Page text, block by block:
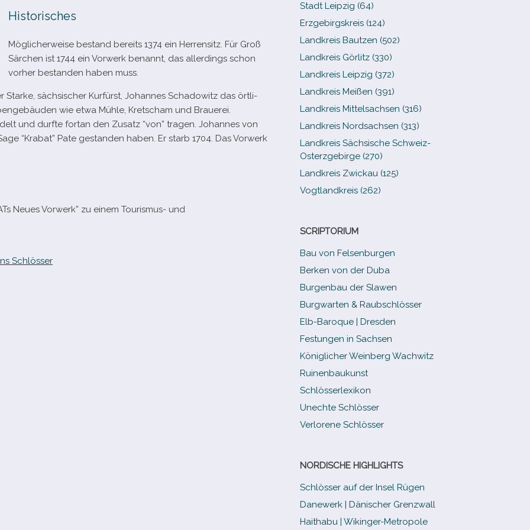
Historisches
Möglicherweise bestand bereits 1374 ein Herrensitz. Für Groß
Särchen ist 1744 ein Vorwerk benannt, das aller­dings schon
vor­her bestan­den haben muss.
Starke, säch­si­scher Kurfürst, Johannes Schadowitz das ört­li­
wie etwa Mühle, Kretscham und Brauerei.
und durfte fortan den Zusatz “von” tra­gen. Johannes von
“Krabat” Pate gestan­den haben. Er starb 1704. Das Vorwerk
Neues Vorwerk” zu einem Tourismus- und
Schlösser
Stadt Leipzig (64)
Erzgebirgskreis (124)
Landkreis Bautzen (502)
Landkreis Görlitz (330)
Landkreis Leipzig (372)
Landkreis Meißen (391)
Landkreis Mittelsachsen (316)
Landkreis Nordsachsen (313)
Landkreis Sächsische Schweiz-​
Osterzgebirge (270)
Landkreis Zwickau (125)
Vogtlandkreis (262)
SCRIPTORIUM
Bau von Felsenburgen
Berken von der Duba
Burgenbau der Slawen
Burgwarten & Raubschlösser
Elb-​Baroque | Dresden
Festungen in Sachsen
Königlicher Weinberg Wachwitz
Ruinenbaukunst
Schlösserlexikon
Unechte Schlösser
Verlorene Schlösser
NORDISCHE HIGHLIGHTS
Schlösser auf der Insel Rügen
Danewerk | Dänischer Grenzwall
Haithabu | Wikinger-Metropole